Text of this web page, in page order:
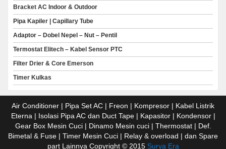
Bracket AC Indoor & Outdoor
Pipa Kapiler | Capillary Tube
Adaptor – Dobel Nepel – Nut – Pentil
Termostat Elitech – Kabel Sensor PTC
Filter Drier & Core Emerson
Timer Kulkas
Air Conditioner | Pipa Set AC | Freon | Kompresor | Kabel Listrik
Eterna | Isolasi Pipa AC dan Duct Tape | Kapasitor | Kondensor |
Gear Box Mesin Cuci | Dinamo Mesin cuci | Thermostat | Def.
Bimetal & Fuse | Timer Mesin Cuci | Relay & overload | dan Spare
part Lainnya Copyright © 2015 Surya Era